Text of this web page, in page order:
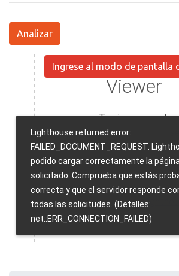
Analizar
Ingrese al modo de pantalla